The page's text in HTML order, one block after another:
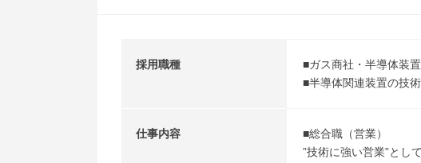
採用職種
■ガス商社・半導体装
■半導体関連装置の技
仕事内容
■総合職（営業）
”技術に強い営業”とし